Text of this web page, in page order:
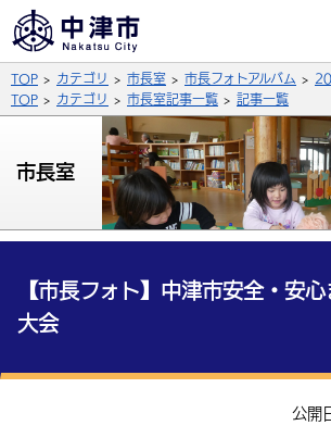
背景色
青
文字の大きさ
拡大 標準
公式SNS
X (Twitter)
サイト内検索
総合メニュー
くらしの情報
届出・登録・証明 保険・年金
健康・予防
事業者の方へ
産業・雇用
TOP カテゴリ 市長室 市長フォトアルバム
TOP
カテゴリ 市長室記事一覧 記事一覧
市長室
【市長フォト】中津市安全・安
大会
公開